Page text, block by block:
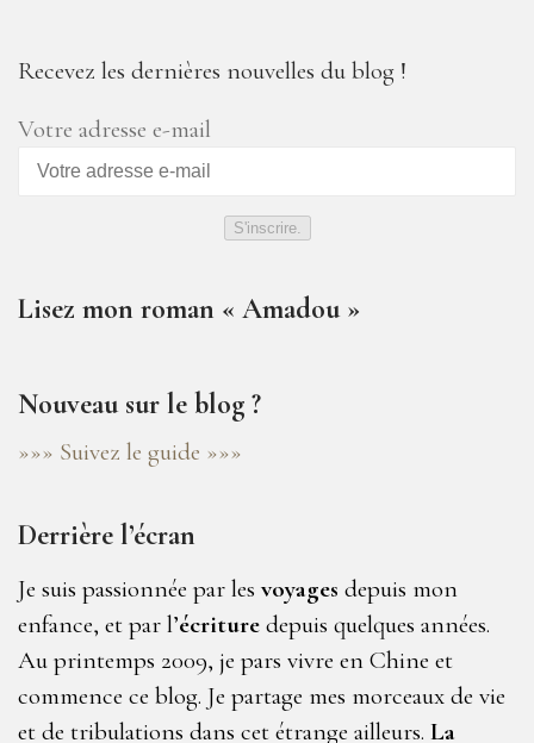
Recevez les dernières nouvelles du blog !
Votre adresse e-mail
S'inscrire.
Lisez mon roman « Amadou »
Nouveau sur le blog ?
»»» Suivez le guide »»»
Derrière l’écran
Je suis passionnée par les voyages depuis mon
enfance, et par l’écriture depuis quelques années.
Au printemps 2009, je pars vivre en Chine et
commence ce blog. Je partage mes morceaux de vie
et de tribulations dans cet étrange ailleurs. La